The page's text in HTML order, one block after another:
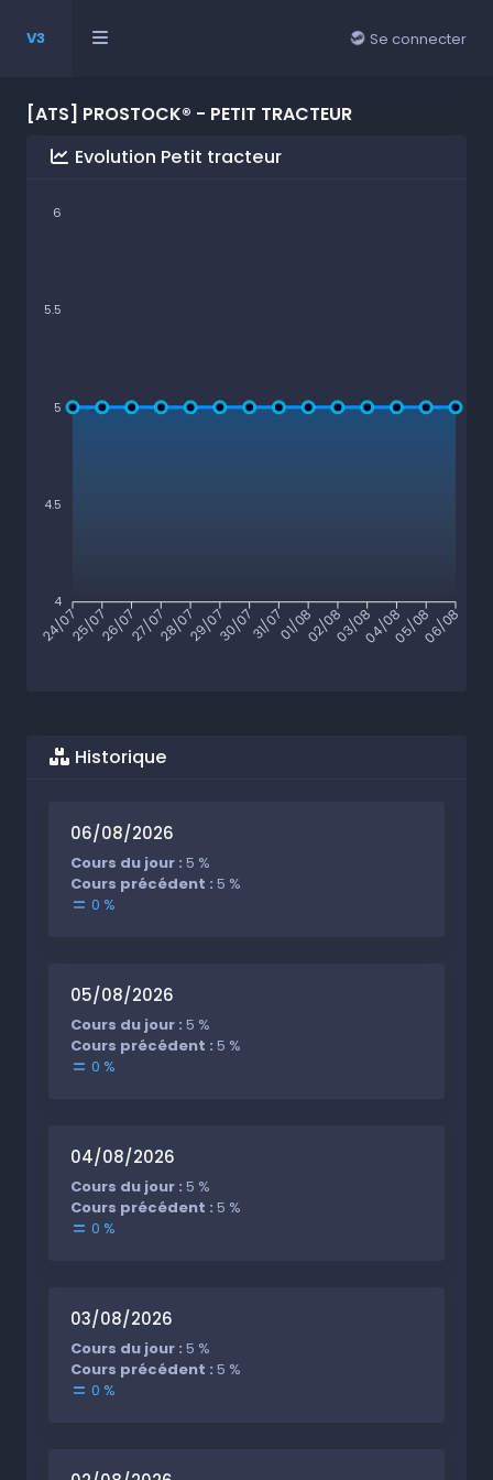
V3 Se connecter
[ATS] PROSTOCK® - PETIT TRACTEUR
Evolution Petit tracteur
6
5.5
5
4.5
4
24/0725/0726/0727/0728/0729/0730/0731/0701/0802/0803/0804/0805/0806/08
Historique
06/08/2026
Cours du jour : 5 %
Cours précédent : 5 %
0 %
05/08/2026
Cours du jour : 5 %
Cours précédent : 5 %
0 %
04/08/2026
Cours du jour : 5 %
Cours précédent : 5 %
0 %
03/08/2026
Cours du jour : 5 %
Cours précédent : 5 %
0 %